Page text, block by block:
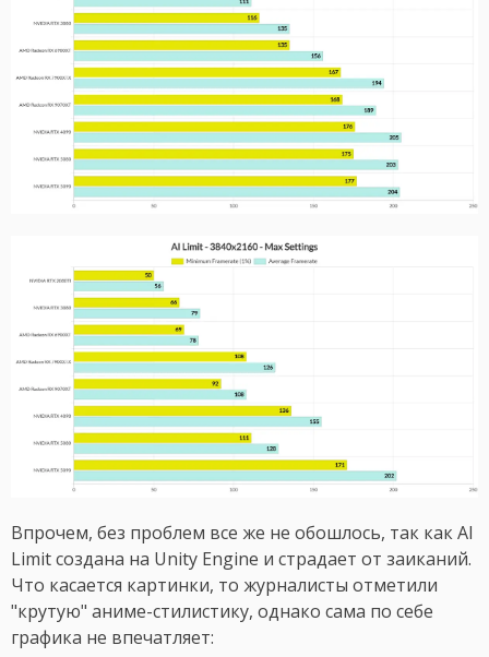
Впрочем, без проблем все же не обошлось, так как AI
Limit создана на Unity Engine и страдает от заиканий.
Что касается картинки, то журналисты отметили
"крутую" аниме-стилистику, однако сама по себе
графика не впечатляет: